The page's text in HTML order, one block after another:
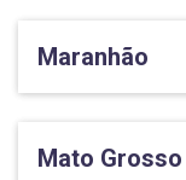
Maranhão
Mato Grosso